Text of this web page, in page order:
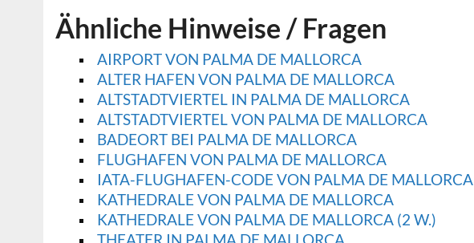
Ähnliche Hinweise / Fragen
AIRPORT VON PALMA DE MALLORCA
ALTER HAFEN VON PALMA DE MALLORCA
ALTSTADTVIERTEL IN PALMA DE MALLORCA
ALTSTADTVIERTEL VON PALMA DE MALLORCA
BADEORT BEI PALMA DE MALLORCA
FLUGHAFEN VON PALMA DE MALLORCA
IATA-FLUGHAFEN-CODE VON PALMA DE MALLORCA
KATHEDRALE VON PALMA DE MALLORCA
KATHEDRALE VON PALMA DE MALLORCA (2 W.)